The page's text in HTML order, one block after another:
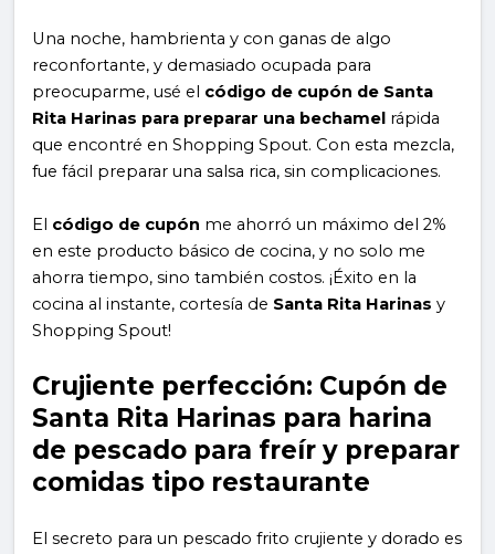
Una noche, hambrienta y con ganas de algo
reconfortante, y demasiado ocupada para
preocuparme, usé el código de cupón de Santa
Rita Harinas para preparar una bechamel rápida
que encontré en Shopping Spout. Con esta mezcla,
fue fácil preparar una salsa rica, sin complicaciones.
El código de cupón me ahorró un máximo del 2%
en este producto básico de cocina, y no solo me
ahorra tiempo, sino también costos. ¡Éxito en la
cocina al instante, cortesía de Santa Rita Harinas y
Shopping Spout!
Crujiente perfección: Cupón de
Santa Rita Harinas para harina
de pescado para freír y preparar
comidas tipo restaurante
El secreto para un pescado frito crujiente y dorado es